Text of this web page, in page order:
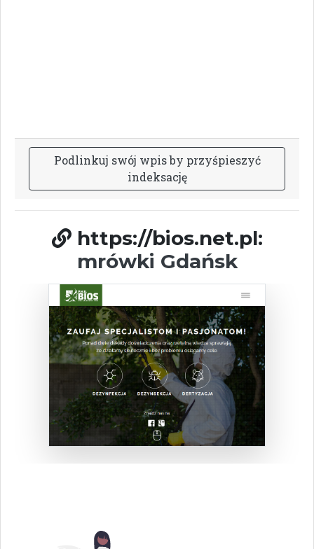
Podlinkuj swój wpisby przyśpieszyć
indeksację
https://bios.net.pl:
mrówki Gdańsk